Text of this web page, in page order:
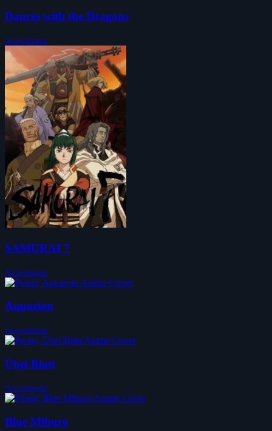
Dances with the Dragons
Actiondrama
SAMURAI 7
Actiondrama
Aquarion
Actiondrama
Übel Blatt
Actiondrama
Blue Miburo